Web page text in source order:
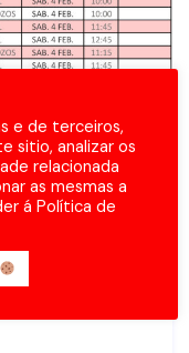
e de terceiros,
sitio, analizar os
relacionada
as mesmas a
á Política de